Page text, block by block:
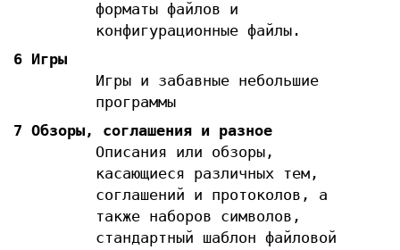
форматы файлов и
конфигурационные файлы.
6 Игры
Игры и забавные небольшие
программы
7 Обзоры, соглашения и разное
Описания или обзоры,
касающиеся различных тем,
соглашений и протоколов, а
также наборов символов,
стандартный шаблон файловой